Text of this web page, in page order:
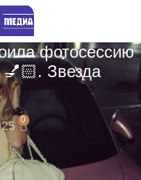
фотосессию
Звезда
0
напрямую